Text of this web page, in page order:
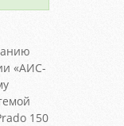
«АИС-
150